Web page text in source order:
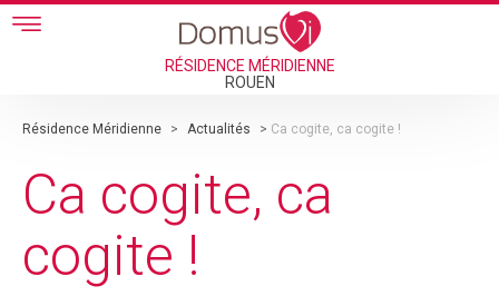
Skip to main content
RÉSIDENCE MÉRIDIENNE
ROUEN
Résidence Méridienne > Actualités > Ca cogite, ca cogite !
Ca cogite, ca
cogite !